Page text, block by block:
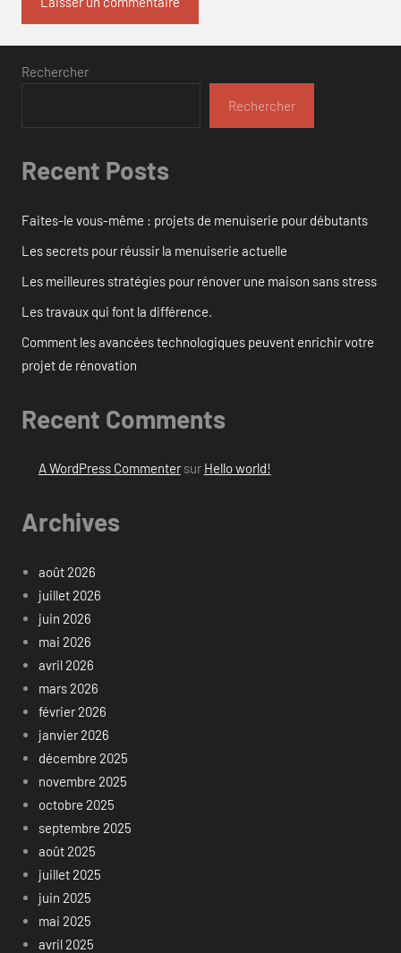
Rechercher
Rechercher
Recent Posts
Faites-le vous-même : projets de menuiserie pour débutants
Les secrets pour réussir la menuiserie actuelle
Les meilleures stratégies pour rénover une maison sans stress
Les travaux qui font la différence.
Comment les avancées technologiques peuvent enrichir votre
projet de rénovation
Recent Comments
A WordPress Commentersur Hello world!
Archives
août 2026
juillet 2026
juin 2026
mai 2026
avril 2026
mars 2026
février 2026
janvier 2026
décembre 2025
novembre 2025
octobre 2025
septembre 2025
août 2025
juillet 2025
juin 2025
mai 2025
avril 2025